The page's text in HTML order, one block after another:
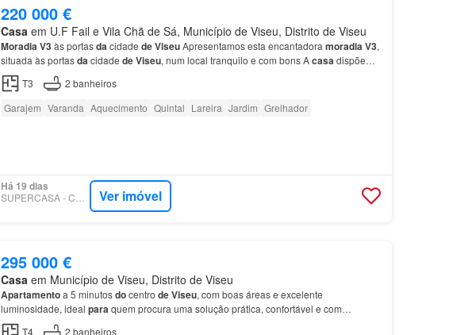
220 000 €
Casa em U.F Fail e Vila Chã de Sá, Município de Viseu, Distrito de Viseu
MoradiaV3às portasdacidade deViseuApresentamos esta encantadora moradiaV3,
situada às portasdacidade deViseu, num local tranquilo e com bons Acasadispõe
ainda
: Varandas; Aquecimento central a gasóleo; Alpendre,…
T3 2 banheiros
Garajem Varanda Aquecimento Quintal Lareira Jardim Grelhador
Há 19 dias
SUPERCASA - CASA TEM Ver imóvel
295 000 €
Casa em Município de Viseu, Distrito de Viseu
Apartamentoa 5 minutosdocentro deViseu, com boas áreas e excelente
luminosidade, ideal paraquem procura uma solução prática, confortável e com
potencial
valorização.…
T4 2 banheiros